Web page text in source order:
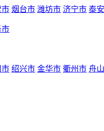
市 烟台市 潍坊市 济宁市 泰
市
市 绍兴市 金华市 衢州市 舟